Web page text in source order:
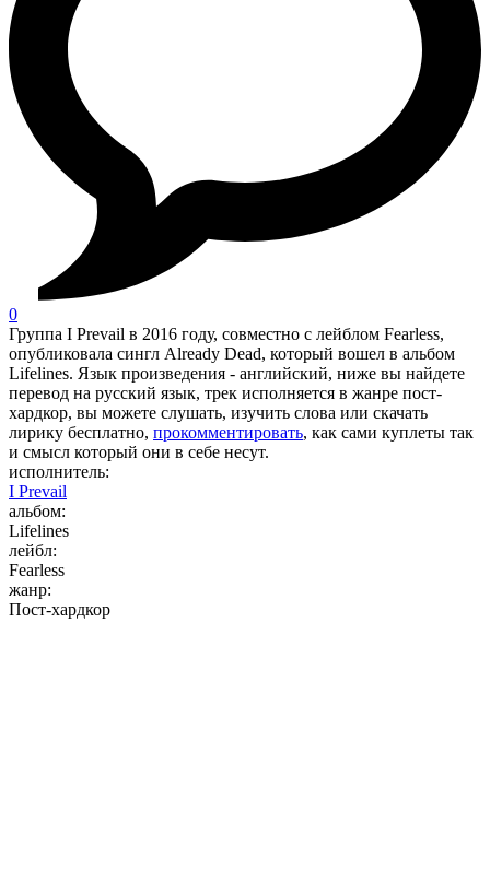
0
Группа I Prevail в 2016 году, совместно с лейблом Fearless,
опубликовала сингл Already Dead, который вошел в альбом
Lifelines. Язык произведения - английский, ниже вы найдете
перевод на русский язык, трек исполняется в жанре пост-
хардкор, вы можете слушать, изучить слова или скачать
лирику бесплатно, прокомментировать, как сами куплеты так
и смысл который они в себе несут.
исполнитель:
I Prevail
альбом:
Lifelines
лейбл:
Fearless
жанр:
Пост-хардкор